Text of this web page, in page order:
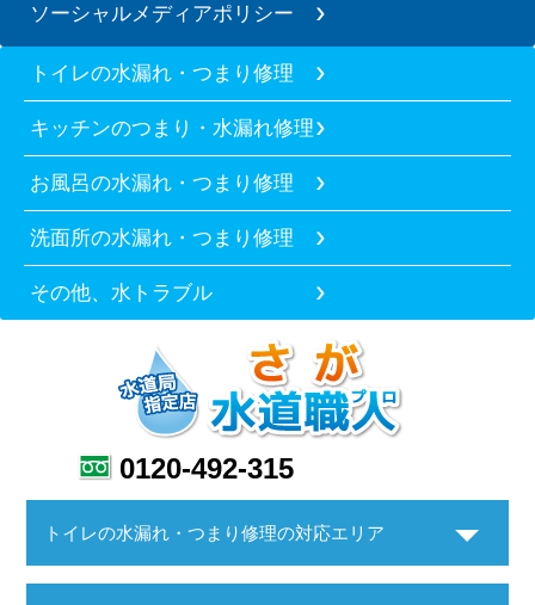
ソーシャルメディアポリシー
トイレの水漏れ・つまり修理
キッチンのつまり・水漏れ修理
お風呂の水漏れ・つまり修理
洗面所の水漏れ・つまり修理
その他、水トラブル
0120-492-315
トイレの水漏れ・つまり修理の対応エリア